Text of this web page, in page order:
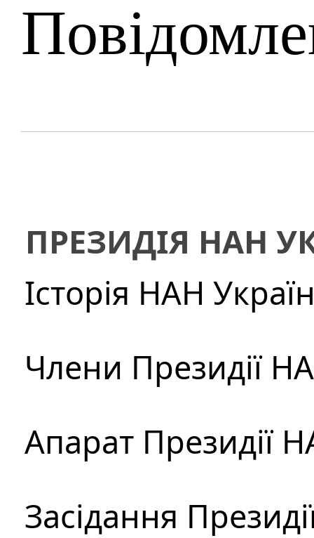
ПРЕЗИДІЯ НАН
Історія НАН
Члени Президії
Апарат Президії
Засідання